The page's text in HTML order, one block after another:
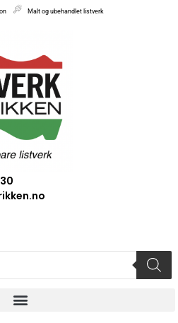
Malt og ubehandlet listverk